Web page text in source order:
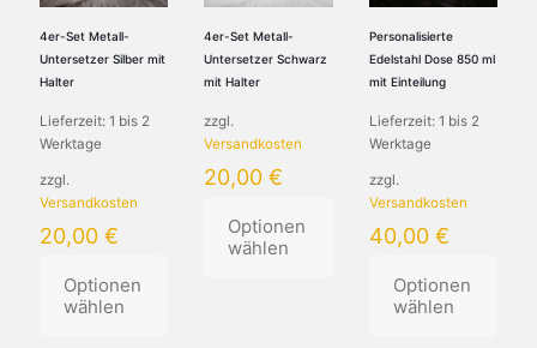
Optionen
können
auf
der
gewählt
werden
Optionen
können
auf
der
gewählt
werden
Optionen
können
auf
der
gewählt
werden
4er-Set Metall-
Untersetzer Silber mit
Halter
Lieferzeit: 1 bis 2
Werktage
zzgl.
Versandkosten
20,00 €
Optionen
wählen
4er-Set Metall-
Untersetzer Schwarz
mit Halter
zzgl.
Versandkosten
20,00€
Optionen
wählen
Personalisierte
Edelstahl Dose 850 ml
mit Einteilung
Lieferzeit: 1 bis 2
Werktage
zzgl.
Versandkosten
40,00 €
Optionen
wählen